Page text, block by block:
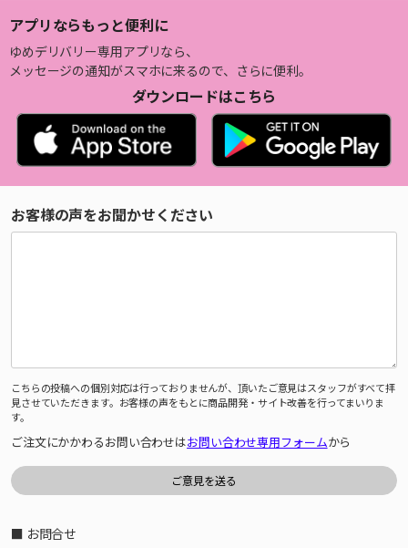
アプリならもっと便利に
ゆめデリバリー専用アプリなら、
メッセージの通知がスマホに来るので、さらに便利。
ダウンロードはこちら
お客様の声をお聞かせください
こちらの投稿への個別対応は行っておりませんが、頂いたご意見はスタッフがすべて拝
見させていただきます。お客様の声をもとに商品開発・サイト改善を行ってまいりま
す。
ご注文にかかわるお問い合わせはお問い合わせ専用フォームから
■ お問合せ